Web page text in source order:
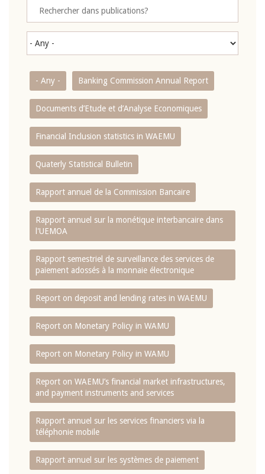
- Any - Banking Commission Annual Report
Documents d’Etude et d’Analyse Economiques
Financial Inclusion statistics in WAEMU
Quaterly Statistical Bulletin
Rapport annuel de la Commission Bancaire
Rapport annuel sur la monétique interbancaire dans
l'UEMOA
Rapport semestriel de surveillance des services de
paiement adossés à la monnaie électronique
Report on deposit and lending rates in WAEMU
Report on Monetary Policy in WAMU
Report on Monetary Policy in WAMU
Report on WAEMU’s financial market infrastructures,
and payment instruments and services
Rapport annuel sur les services financiers via la
téléphonie mobile
Rapport annuel sur les systèmes de paiement